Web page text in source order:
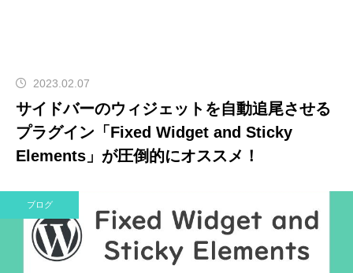
2023.02.07
サイドバーのウィジェットを自動追尾させる
プラグイン「Fixed Widget and Sticky
Elements」が圧倒的にオススメ！
ブログ